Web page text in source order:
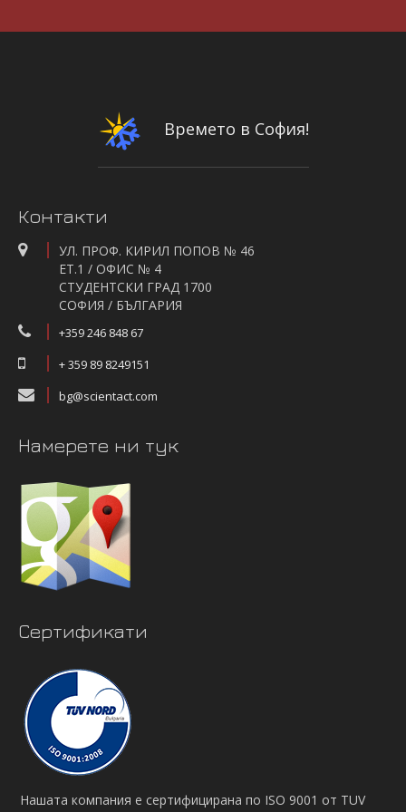
Времето в София!
Контакти
УЛ. ПРОФ. КИРИЛ ПОПОВ № 46
ЕТ.1 / ОФИС № 4
СТУДЕНТСКИ ГРАД 1700
СОФИЯ / БЪЛГАРИЯ
+359 246 848 67
+ 359 89 8249151
bg@scientact.com
Намерете ни тук
Сертификати
Нашата компания е сертифицирана по ISO 9001 от TUV